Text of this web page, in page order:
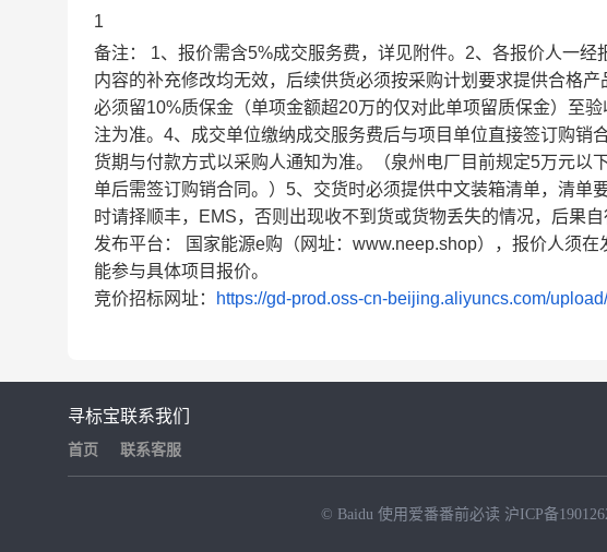
1
备注：
1、报价需含5%成交服务费，详见附件。2、各报价人一
内容的补充修改均无效，后续供货必须按采购计划要求提供合格
必须留10%质保金（单项金额超20万的仅对此单项留质保金）至
注为准。4、成交单位缴纳成交服务费后与项目单位直接签订购销
货期与付款方式以采购人通知为准。（泉州电厂目前规定5万元以
单后需签订购销合同。）5、交货时必须提供中文装箱清单，清单
时请择顺丰，EMS，否则出现收不到货或货物丢失的情况，后果
发布平台：
国家能源e购（网址：www.neep.shop），报价人须
能参与具体项目报价。
竞价招标网址：
https://gd-prod.oss-cn-beijing.aliyuncs.com/
寻标宝
首页
联系我们
联系客服
© Baidu 使用爱番番前必读 沪ICP备